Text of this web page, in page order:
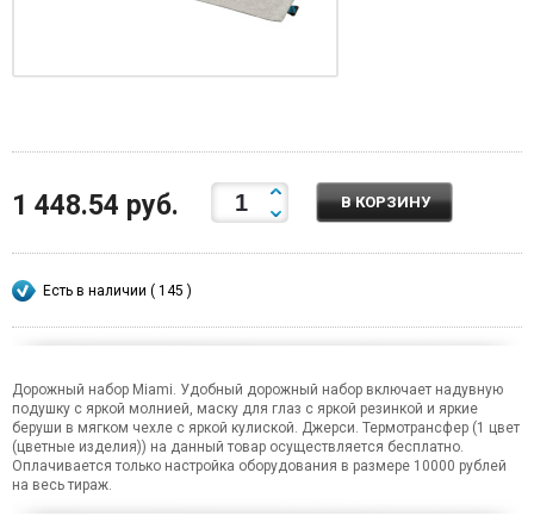
1 448.54 руб. В КОРЗИНУ
Есть в наличии ( 145 )
Дорожный набор Miami. Удобный дорожный набор включает надувную
подушку с яркой молнией, маску для глаз с яркой резинкой и яркие
беруши в мягком чехле с яркой кулиской. Джерси. Термотрансфер (1 цвет
(цветные изделия)) на данный товар осуществляется бесплатно.
Оплачивается только настройка оборудования в размере 10000 рублей
на весь тираж.